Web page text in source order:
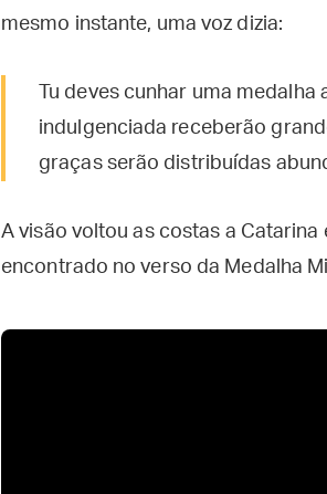
mesmo instante, uma voz dizia:
Tu deves cunhar uma
indulgenciada receberão
graças serão distribuídas
A visão voltou as costas a
encontrado no verso da Medalha